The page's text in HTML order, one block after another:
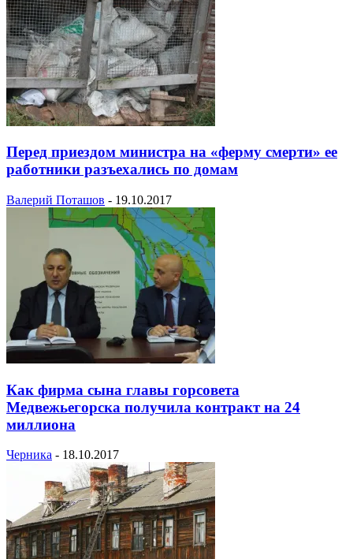
Перед приездом министра на «ферму смерти» ее
работники разъехались по домам
Валерий Поташов - 19.10.2017
Как фирма сына главы горсовета
Медвежьегорска получила контракт на 24
миллиона
Черника - 18.10.2017